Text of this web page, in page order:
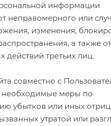
информации
неправомерного или
изменения,
а также
действий третьих лиц.
совместно с
необходимые меры по
убытков или иных
утратой или